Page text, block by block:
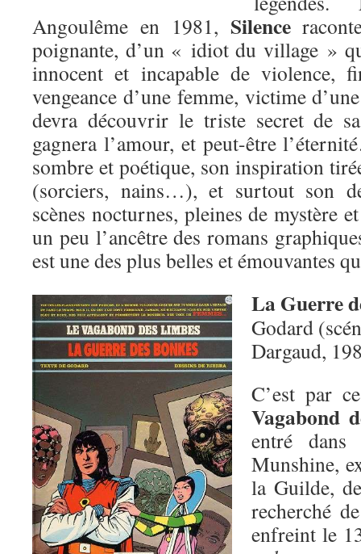
Angoulême en 1981, Silence
poignante, d’un « idiot du village »
innocent et incapable de violence,
vengeance d’une femme, victime
devra découvrir le triste secret de
gagnera l’amour, et peut-être
sombre et poétique, son inspiration
(sorciers, nains…), et surtout son
scènes nocturnes, pleines de mystère
un peu l’ancêtre des romans
est une des plus belles et émouvantes
La Guerre
Godard
Dargaud,
C’est par
Vagabond
entré dans
Munshine,
la Guilde,
recherché
enfreint le